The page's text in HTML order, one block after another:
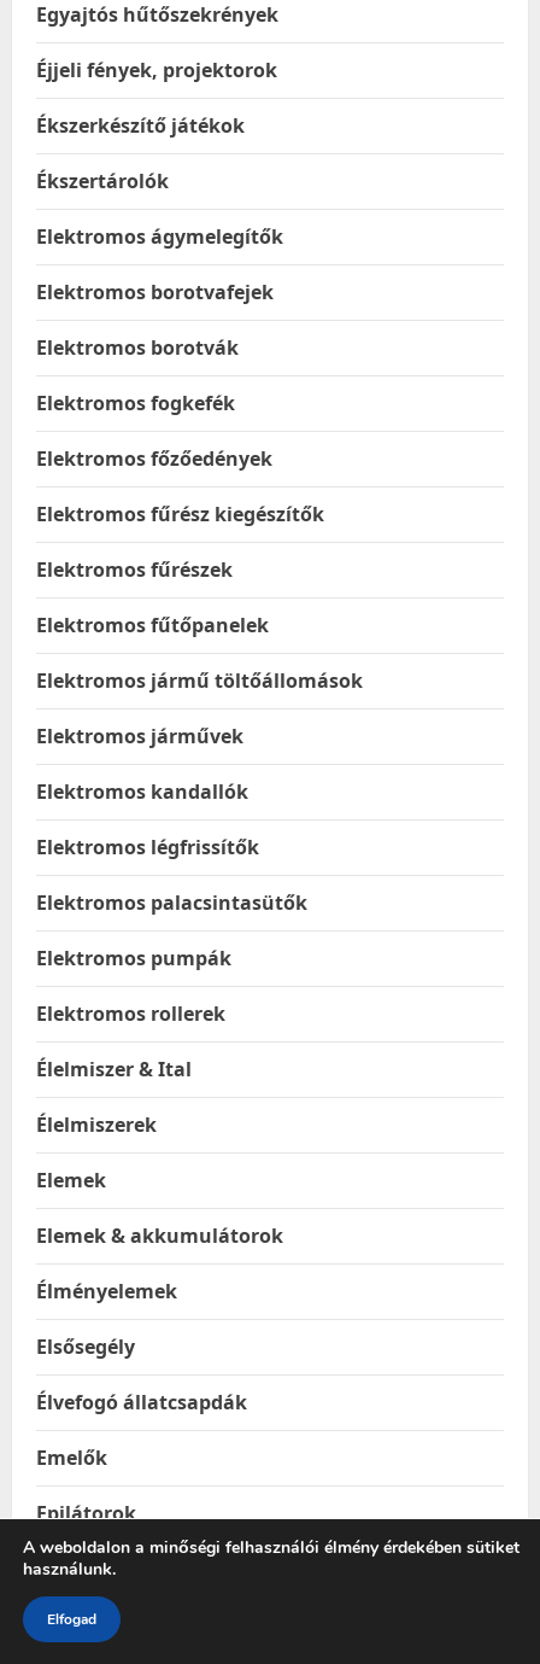
Egyajtós hűtőszekrények
Éjjeli fények, projektorok
Ékszerkészítő játékok
Ékszertárolók
Elektromos ágymelegítők
Elektromos borotvafejek
Elektromos borotvák
Elektromos fogkefék
Elektromos főzőedények
Elektromos fűrész kiegészítők
Elektromos fűrészek
Elektromos fűtőpanelek
Elektromos jármű töltőállomások
Elektromos járművek
Elektromos kandallók
Elektromos légfrissítők
Elektromos palacsintasütők
Elektromos pumpák
Elektromos rollerek
Élelmiszer & Ital
Élelmiszerek
Elemek
Elemek & akkumulátorok
Élményelemek
Elsősegély
Élvefogó állatcsapdák
Emelők
Epilátorok
Építkezés & Felújítás
Építőanyagok
A weboldalon a minőségi felhasználói élmény érdekében sütiket
használunk.
Elfogad